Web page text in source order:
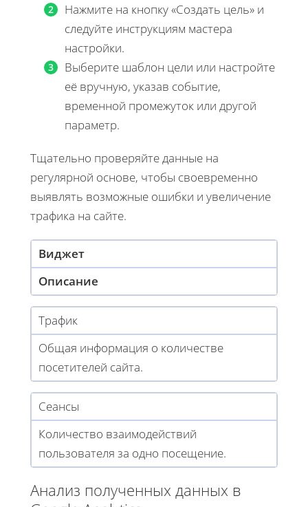
Нажмите на кнопку «Создать цель» и
следуйте инструкциям мастера
настройки.
Выберите шаблон цели или настройте
её вручную, указав событие,
временной промежуток или другой
параметр.
Тщательно проверяйте данные на
регулярной основе, чтобы своевременно
выявлять возможные ошибки и увеличение
трафика на сайте.
Виджет
Описание
Трафик
Общая информация о количестве
посетителей сайта.
Сеансы
Количество взаимодействий
пользователя за одно посещение.
Анализ полученных данных в